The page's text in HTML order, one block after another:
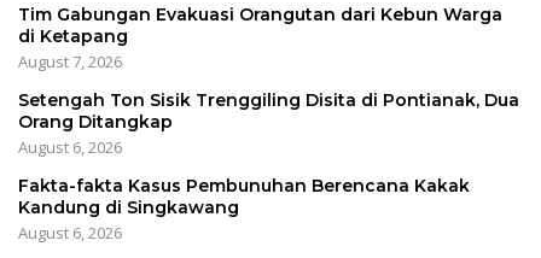
Tim Gabungan Evakuasi Orangutan dari Kebun Warga
di Ketapang
August 7, 2026
Setengah Ton Sisik Trenggiling Disita di Pontianak, Dua
Orang Ditangkap
August 6, 2026
Fakta-fakta Kasus Pembunuhan Berencana Kakak
Kandung di Singkawang
August 6, 2026